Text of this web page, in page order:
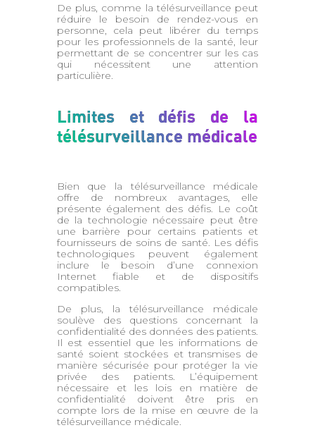
De plus, comme la télésurveillance peut
réduire le besoin de rendez-vous en
personne, cela peut libérer du temps
pour les professionnels de la santé, leur
permettant de se concentrer sur les cas
qui nécessitent une attention
particulière.
Limites et défis de la
télésurveillance médicale
Bien que la télésurveillance médicale
offre de nombreux avantages, elle
présente également des défis. Le coût
de la technologie nécessaire peut être
une barrière pour certains patients et
fournisseurs de soins de santé. Les défis
technologiques peuvent également
inclure le besoin d’une connexion
Internet fiable et de dispositifs
compatibles.
De plus, la télésurveillance médicale
soulève des questions concernant la
confidentialité des données des patients.
Il est essentiel que les informations de
santé soient stockées et transmises de
manière sécurisée pour protéger la vie
privée des patients. L’équipement
nécessaire et les lois en matière de
confidentialité doivent être pris en
compte lors de la mise en œuvre de la
télésurveillance médicale.